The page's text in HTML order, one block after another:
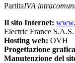
PartitaIVA
Il sito Internet:
Electric France S.A.S.
Hosting web: OVH
Progettazione
Manutenzione del